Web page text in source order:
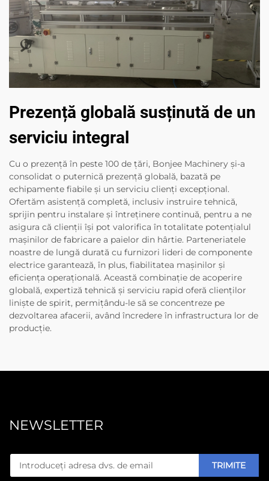
Prezență globală susținută de un
serviciu integral
Cu o prezență în peste 100 de țări, Bonjee Machinery și-a
consolidat o puternică prezență globală, bazată pe
echipamente fiabile și un serviciu clienți excepțional.
Ofertăm asistență completă, inclusiv instruire tehnică,
sprijin pentru instalare și întreținere continuă, pentru a ne
asigura că clienții își pot valorifica în totalitate potențialul
mașinilor de fabricare a paielor din hârtie. Parteneriatele
noastre de lungă durată cu furnizori lideri de componente
electrice garantează, în plus, fiabilitatea mașinilor și
eficiența operațională. Această combinație de acoperire
globală, expertiză tehnică și serviciu rapid oferă clienților
liniște de spirit, permițându-le să se concentreze pe
dezvoltarea afacerii, având încredere în infrastructura lor de
producție.
NEWSLETTER
TRIMITE